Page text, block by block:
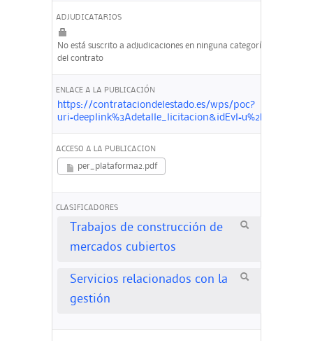
ADJUDICATARIOS
No está suscrito a adjudicaciones en ninguna categoría
del contrato
ENLACE A LA PUBLICACIÓN
https://contrataciondelestado.es/wps/poc?
ACCESO A LA PUBLICACION
per_plataforma2.pdf
CLASIFICADORES
Trabajos de construcción de
mercados cubiertos
Servicios relacionados con la
gestión